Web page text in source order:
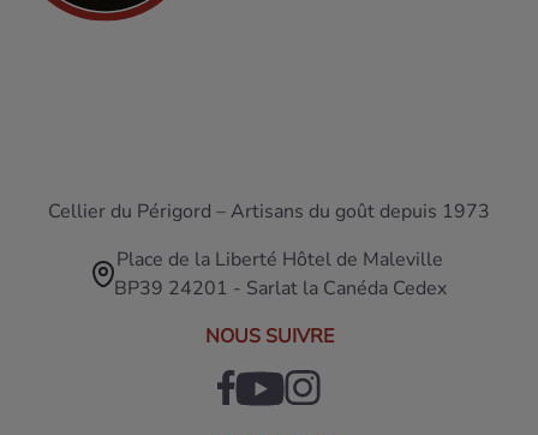
Cellier du Périgord – Artisans du goût depuis 1973
Place de la Liberté Hôtel de Maleville
BP39 24201 - Sarlat la Canéda Cedex
NOUS SUIVRE